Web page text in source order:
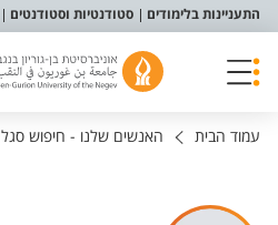
תפריט נגישות
התעניינות בלימודים סטודנטיות וסטודנטים
עמוד הבית האנשים שלנו - חיפוש סגל